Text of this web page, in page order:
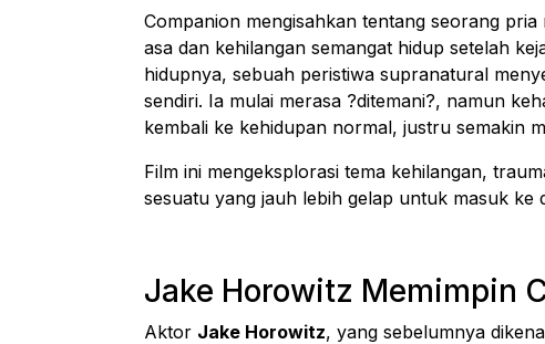
Companion mengisahkan tentang seorang pria
asa dan kehilangan semangat hidup setelah
hidupnya, sebuah peristiwa supranatural
sendiri. Ia mulai merasa ?ditemani?, namun
kembali ke kehidupan normal, justru semakin
Film ini mengeksplorasi tema kehilangan,
sesuatu yang jauh lebih gelap untuk masuk ke
Jake Horowitz Memimpin
Aktor Jake Horowitz, yang sebelumnya